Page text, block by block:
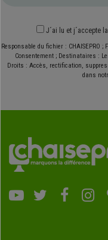
J´ai lu et j´accepte
Responsable du fichier : CHAISEPRO
Consentement ; Destinataires :
Droits : Accès, rectification,
dans